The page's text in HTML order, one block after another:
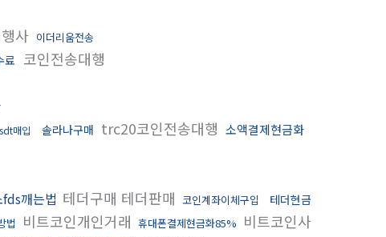
사 이더리움전송
료 코인전송대행
매입 솔라나구매 trc20코인전송대행 소액결제현금화
깨는법 테더구매 테더판매 코인계좌이체구입
테더현금
법 비트코인개인거래 휴대폰결제현금화85% 비트코인사